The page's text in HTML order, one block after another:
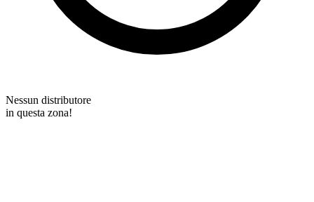
Nessun distributore
in questa zona!